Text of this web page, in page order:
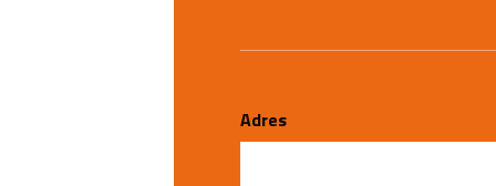
Adres